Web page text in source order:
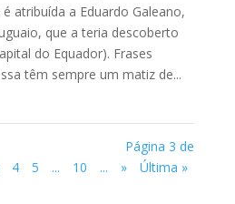
atribuída a Eduardo Galeano,
que a teria descoberto
do Equador). Frases
têm sempre um matiz de...
Página 3 de
4 5 ... 10 ... » Última »